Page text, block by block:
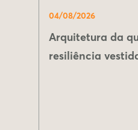
04/08/2026
Arquitetura da
resiliência